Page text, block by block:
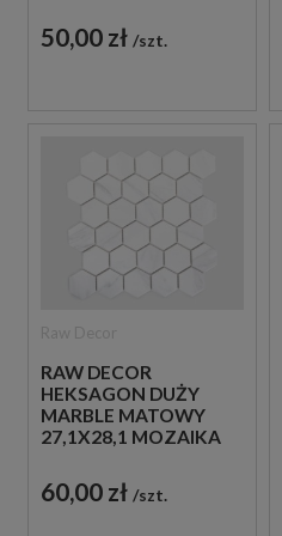
50,00 zł szt.
RAW DECOR
HEKSAGON DUŻY
MARBLE MATOWY
27,1X28,1 MOZAIKA
60,00 zł szt.